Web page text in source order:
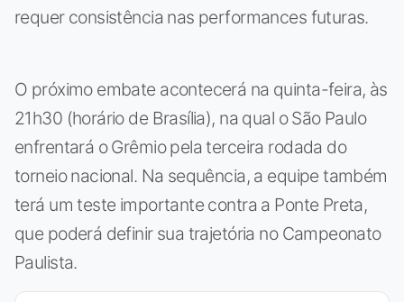
requer consistência nas performances futuras.
O próximo embate acontecerá na quinta-feira, às
21h30 (horário de Brasília), na qual o São Paulo
enfrentará o Grêmio pela terceira rodada do
torneio nacional. Na sequência, a equipe também
terá um teste importante contra a Ponte Preta,
que poderá definir sua trajetória no Campeonato
Paulista.